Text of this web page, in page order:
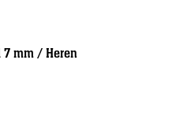
7 mm / Heren